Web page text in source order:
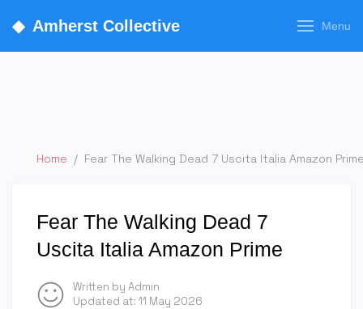
◆ Amherst Collective Menu
Home / Fear The Walking Dead 7 Uscita Italia Amazon
Fear The Walking Dead 7
Uscita Italia Amazon Prime
Written by Admin
Updated at: 11 May 2026